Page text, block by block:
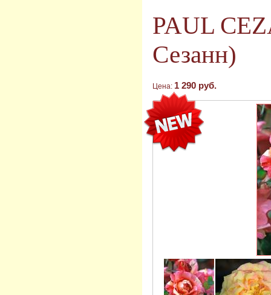
PAUL
Сезанн)
Цена: 1 290 руб.